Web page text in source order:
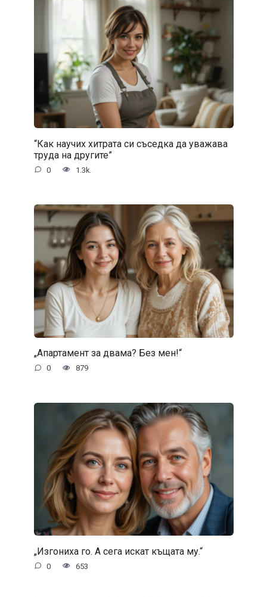
“Как научих хитрата си съседка да уважава
труда на другите”
0 1.3k.
„Апартамент за двама? Без мен!“
0 879
„Изгониха го. А сега искат къщата му.“
0 653